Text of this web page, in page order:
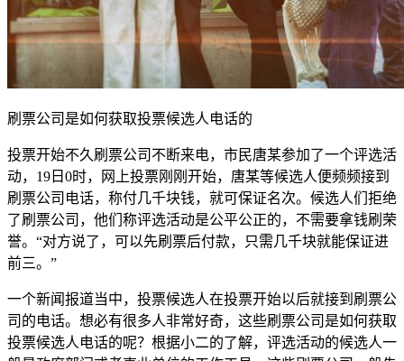
刷票公司是如何获取投票候选人电话的
投票开始不久刷票公司不断来电，市民唐某参加了一个评选活
动，19日0时，网上投票刚刚开始，唐某等候选人便频频接到
刷票公司电话，称付几千块钱，就可保证名次。候选人们拒绝
了刷票公司，他们称评选活动是公平公正的，不需要拿钱刷荣
誉。“对方说了，可以先刷票后付款，只需几千块就能保证进
前三。”
一个新闻报道当中，投票候选人在投票开始以后就接到刷票公
司的电话。想必有很多人非常好奇，这些刷票公司是如何获取
投票候选人电话的呢？根据小二的了解，评选活动的候选人一